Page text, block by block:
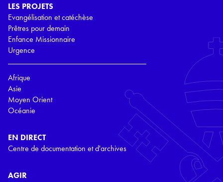
LES PROJETS
Evangélisation et catéchèse
Prêtres pour demain
Enfance Missionnaire
Urgence
Afrique
Asie
Moyen Orient
Océanie
EN DIRECT
Centre de documentation et d'archives
AGIR